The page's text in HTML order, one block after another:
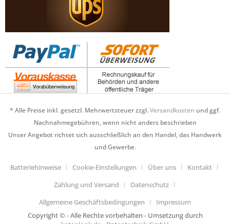
* Alle Preise inkl. gesetzl. Mehrwertsteuer zzgl.Versandkosten und ggf.
Nachnahmegebühren, wenn nicht anders beschrieben
Unser Angebot richtet sich ausschließlich an den Handel, das Handwerk
und Gewerbe.
Batteriehinweise Cookie-Einstellungen Über uns
Kontakt
Zahlung und Versand
Datenschutz
Allgemeine Geschäftsbedingungen
Impressum
Copyright © - Alle Rechte vorbehalten - Umsetzung durch